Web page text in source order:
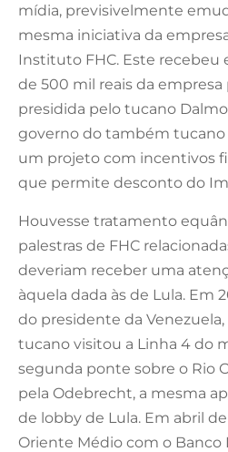
mídia, previsivelmente
mesma iniciativa da
Instituto FHC. Este recebeu
de 500 mil reais da
presidida pelo tucano
governo do também tucano
um projeto com incentivos
que permite desconto do
Houvesse tratamento
palestras de FHC
deveriam receber uma
àquela dada às de Lula. Em
do presidente da Venezuela,
tucano visitou a Linha 4 do
segunda ponte sobre o Rio
pela Odebrecht, a mesma
de lobby de Lula. Em abril
Oriente Médio com o Banco